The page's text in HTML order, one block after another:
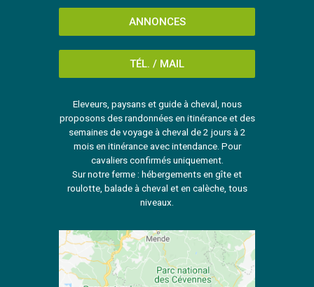
ANNONCES
TÉL. / MAIL
Eleveurs, paysans et guide à cheval, nous
proposons des randonnées en itinérance et des
semaines de voyage à cheval de 2 jours à 2
mois en itinérance avec intendance. Pour
cavaliers confirmés uniquement.
Sur notre ferme : hébergements en gîte et
roulotte, balade à cheval et en calèche, tous
niveaux.